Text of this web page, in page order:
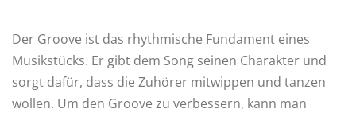
Der Groove ist das rhythmische Fundament eines
Musikstücks. Er gibt dem Song seinen Charakter und
sorgt dafür, dass die Zuhörer mitwippen und tanzen
wollen. Um den Groove zu verbessern, kann man